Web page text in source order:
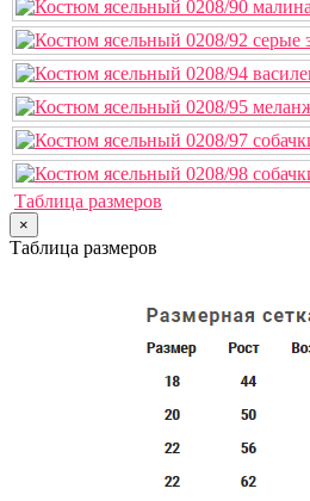
Таблица размеров
×
Таблица размеров